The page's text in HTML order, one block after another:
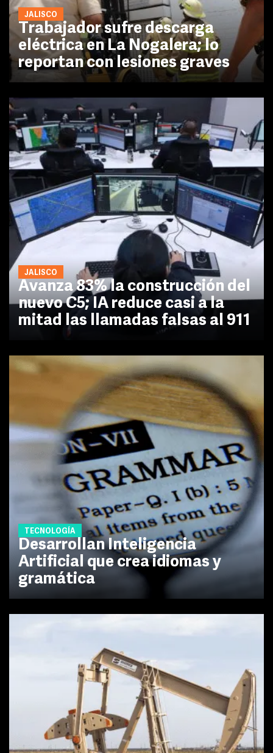
JALISCO
Trabajador sufre descarga
eléctrica en La Nogalera; lo
reportan con lesiones graves
JALISCO
Avanza 83% la construcción del
nuevo C5; IA reduce casi a la
mitad las llamadas falsas al 911
TECNOLOGÍA
Desarrollan Inteligencia
Artificial que crea idiomas y
gramática